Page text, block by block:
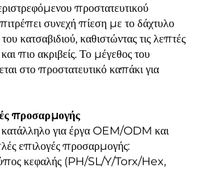
προστατευτικού
συνεχή πίεση με το δάχτυλο
κατσαβιδιού, καθιστώντας τις λεπτές
πιο ακριβείς. Το μέγεθος του
στο προστατευτικό καπάκι για
προσαρμογής
κατάλληλο για έργα OEM/ODM και
επιλογές προσαρμογής:
κεφαλής (PH/SL/Y/Torx/Hex,